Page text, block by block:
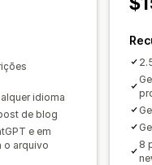
idioma
de blog
e em
o arquivo
8